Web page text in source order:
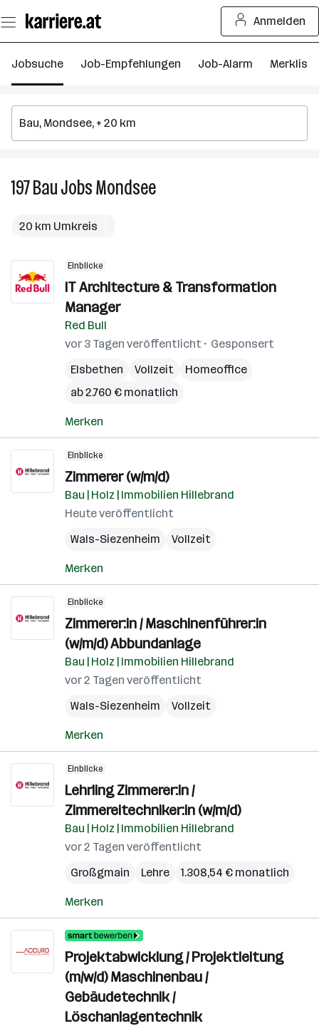
Seiteninhalt
springen
Anmelden
Jobsuche Job-Empfehlungen Job-Alarm Merkliste
197BauJobsMondsee197
20 km Umkreis
Einblicke
IT Architecture & Transformation
Manager
Red Bull
vor 3 Tagen veröffentlicht
Gesponsert
Elsbethen
Vollzeit
Homeoffice
ab 2.760 € monatlich
Merken
Einblicke
Zimmerer (w/m/d)
Bau | Holz | Immobilien Hillebrand
Heute veröffentlicht
Wals-Siezenheim
Vollzeit
Merken
Einblicke
Zimmerer:in / Maschinenführer:in
(w/m/d) Abbundanlage
Bau | Holz | Immobilien Hillebrand
vor 2 Tagen veröffentlicht
Wals-Siezenheim
Vollzeit
Merken
Einblicke
Lehrling Zimmerer:in /
Zimmereitechniker:in (w/m/d)
Bau | Holz | Immobilien Hillebrand
vor 2 Tagen veröffentlicht
Großgmain
Lehre 1.308,54 € monatlich
Merken
Projektabwicklung / Projektleitung
(m/w/d) Maschinenbau /
Gebäudetechnik /
Löschanlagentechnik